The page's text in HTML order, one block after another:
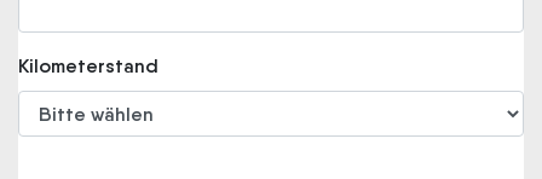
Kilometerstand